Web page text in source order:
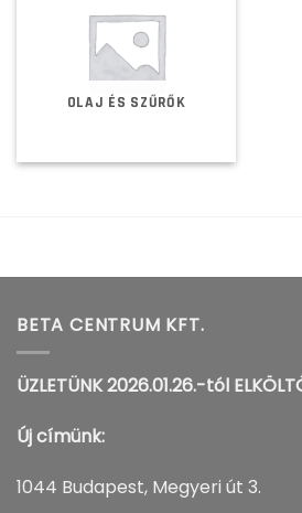
OLAJ ÉS SZŰRŐK
BETA CENTRUM KFT.
ÜZLETÜNK 2026.01.26.-tól
Új címünk:
1044 Budapest, Megyeri út 3.